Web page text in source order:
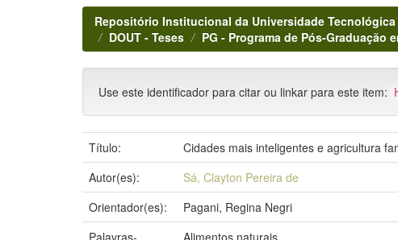
Repositório Institucional da Universidade Tecnológica
DOUT - Teses
PG - Programa de Pós-Graduação
Use este identificador para citar ou linkar para este item:
Título:
Cidades mais inteligentes e agricultura
Autor(es):
Sá, Clayton Pereira de
Orientador(es):
Pagani, Regina Negri
Palavras-
Alimentos naturais